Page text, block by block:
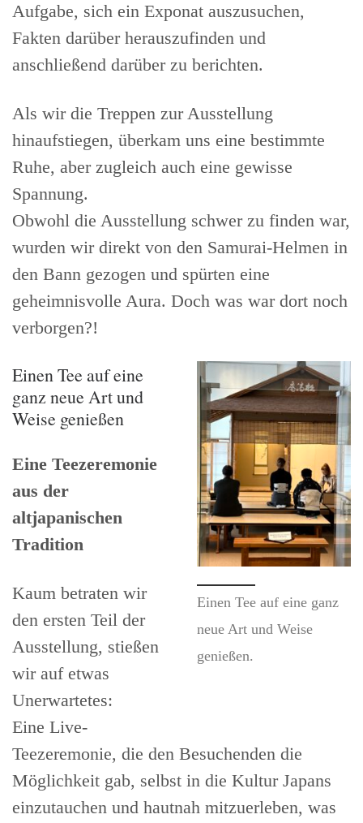
Aufgabe, sich ein Exponat auszusuchen,
Fakten darüber herauszufinden und
anschließend darüber zu berichten.
Als wir die Treppen zur Ausstellung
hinaufstiegen, überkam uns eine bestimmte
Ruhe, aber zugleich auch eine gewisse
Spannung.
Obwohl die Ausstellung schwer zu finden war,
wurden wir direkt von den Samurai-Helmen in
den Bann gezogen und spürten eine
geheimnisvolle Aura. Doch was war dort noch
verborgen?!
Einen Tee auf eine ganz
neue Art und Weise
genießen.
Einen Tee auf eine
ganz neue Art und
Weise genießen
Eine Teezeremonie
aus der
altjapanischen
Tradition
Kaum betraten wir
den ersten Teil der
Ausstellung, stießen
wir auf etwas
Unerwartetes:
Eine Live-
Teezeremonie, die den Besuchenden die
Möglichkeit gab, selbst in die Kultur Japans
einzutauchen und hautnah mitzuerleben, was